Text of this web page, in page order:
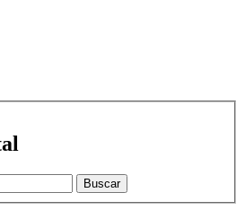
Buscar